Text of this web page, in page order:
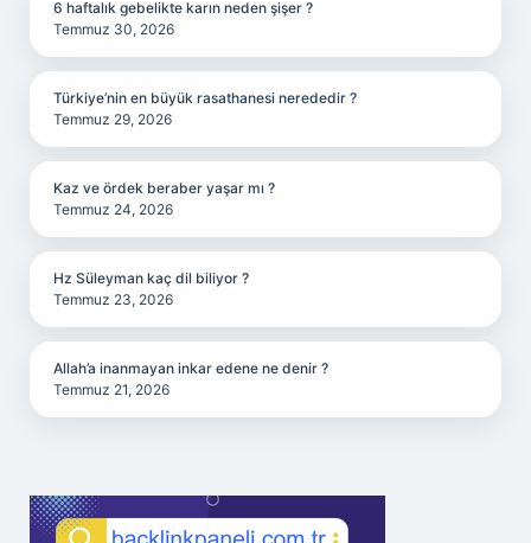
6 haftalık gebelikte karın neden şişer ?
Temmuz 30, 2026
Türkiye’nin en büyük rasathanesi nerededir ?
Temmuz 29, 2026
Kaz ve ördek beraber yaşar mı ?
Temmuz 24, 2026
Hz Süleyman kaç dil biliyor ?
Temmuz 23, 2026
Allah’a inanmayan inkar edene ne denir ?
Temmuz 21, 2026